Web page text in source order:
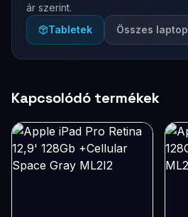
ár szerint.
Tabletek
Összes laptop
Kapcsolódó termékek